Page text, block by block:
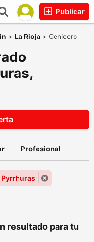
Publicar
> La Rioja > Cenicero
Profesional
Pyrrhuras
resultado para tu